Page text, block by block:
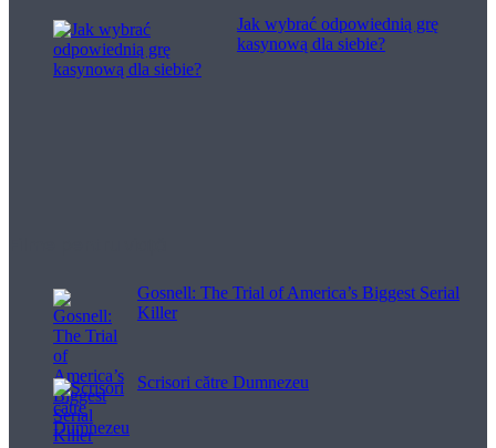
Jak wybrać odpowiednią grę
kasynową dla siebie?
Gosnell: The Trial of America’s Biggest Serial
Killer
Scrisori către Dumnezeu